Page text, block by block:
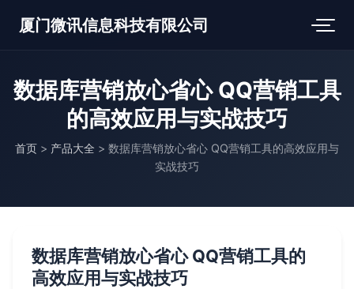
厦门微讯信息科技有限公司
数据库营销放心省心 QQ营销工具
的高效应用与实战技巧
首页 > 产品大全 > 数据库营销放心省心 QQ营销工具的高效应用与
实战技巧
数据库营销放心省心 QQ营销工具的
高效应用与实战技巧